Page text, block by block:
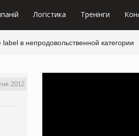
Логістика Тренінги
в непродовольственной категории
2012